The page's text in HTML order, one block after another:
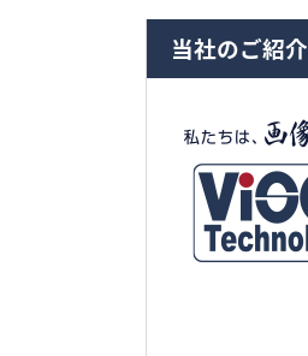
当社のご紹介